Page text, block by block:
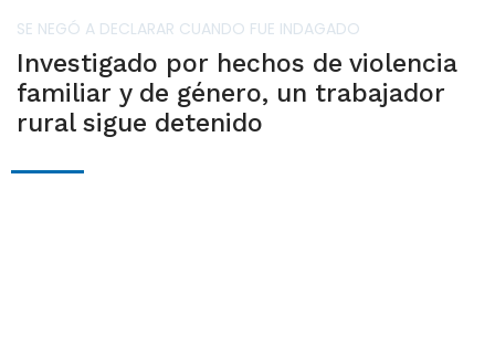
SE NEGÓ A DECLARAR CUANDO FUE INDAGADO
Investigado por hechos de violencia
familiar y de género, un trabajador
rural sigue detenido